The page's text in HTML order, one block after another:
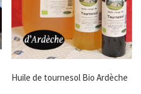
Huile de tournesol Bio Ardèche